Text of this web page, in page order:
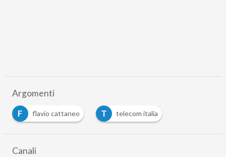
Argomenti
F
flavio cattaneo T telecom italia
Canali